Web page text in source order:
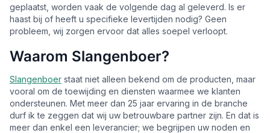
geplaatst, worden vaak de volgende dag al geleverd. Is er
haast bij of heeft u specifieke levertijden nodig? Geen
probleem, wij zorgen ervoor dat alles soepel verloopt.
Waarom Slangenboer?
Slangenboer staat niet alleen bekend om de producten, maar
vooral om de toewijding en diensten waarmee we klanten
ondersteunen. Met meer dan 25 jaar ervaring in de branche
durf ik te zeggen dat wij uw betrouwbare partner zijn. En dat is
meer dan enkel een leverancier; we begrijpen uw noden en